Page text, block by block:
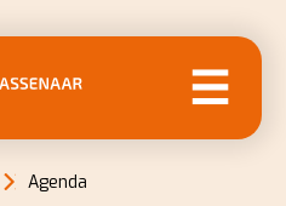
Agenda